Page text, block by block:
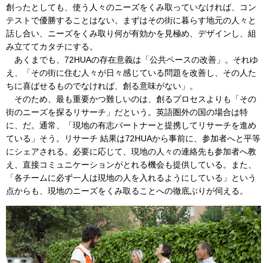
創ったとしても、使う人々のニーズをくみ取っていなければ、コン
テストで優勝することはない。まずはその街に暮らす地元の人々と
話し合い、ニーズをくみ取り何が有効かを見極め、デザインし、組
み立ててカタチにする。
あくまでも、72HUAの存在意義は「公共ペースの改善」。それゆ
え、「その街に住む人々が日々感じている問題を改善し、その人た
ちに喜ばせるものでなければ、創る意味がない」。
そのため、最も重要かつ難しいのは、創るプロセスよりも「その
街のニーズを探るリサーチ」だという。英語圏外の国の場合は特
に、だ。通常、「現地の有志パートナーと提携してリサーチを進め
ている」そう。リサーチ 結果は72HUAから事前に、参加者へと平等
にシェアされる。必要に応じて、現地の人々の連絡先も参加者へ教
え、直接コミュニケーションがとれる機会も提供している。また、
「各チームに必ず一人は現地の人を入れるようにしている」という
点からも、現地のニーズをくみ取ることへの徹底ぶりが伺える。